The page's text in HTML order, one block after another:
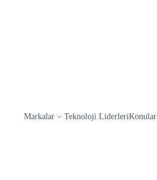
Markalar Teknoloji LiderleriKonular